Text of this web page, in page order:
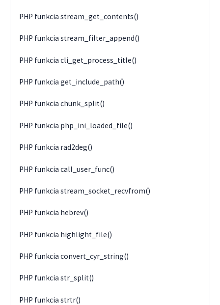
PHP funkcia stream_get_contents()
PHP funkcia stream_filter_append()
PHP funkcia cli_get_process_title()
PHP funkcia get_include_path()
PHP funkcia chunk_split()
PHP funkcia php_ini_loaded_file()
PHP funkcia rad2deg()
PHP funkcia call_user_func()
PHP funkcia stream_socket_recvfrom()
PHP funkcia hebrev()
PHP funkcia highlight_file()
PHP funkcia convert_cyr_string()
PHP funkcia str_split()
PHP funkcia strtr()